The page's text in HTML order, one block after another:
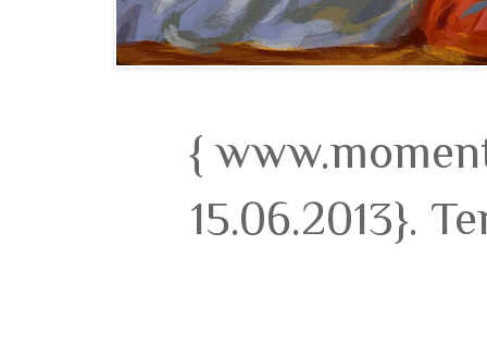
{
15.06.2013}.